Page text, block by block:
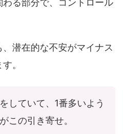
る部分で、コントロール
潜在的な不安がマイナス
。
していて、1番多いよう
この引き寄せ。